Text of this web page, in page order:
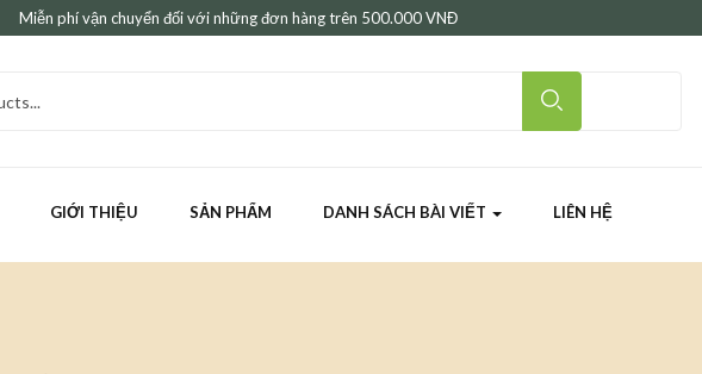
Miễn phí vận chuyển đối với những đơn hàng trên 500.000 VNĐ
GIỚI THIỆU SẢN PHẨM DANH SÁCH BÀI VIẾT LIÊN HỆ